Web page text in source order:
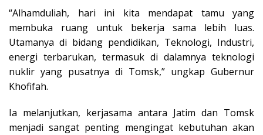
“Alhamduliah, hari ini kita mendapat tamu yang
membuka ruang untuk bekerja sama lebih luas.
Utamanya di bidang pendidikan, Teknologi, Industri,
energi terbarukan, termasuk di dalamnya teknologi
nuklir yang pusatnya di Tomsk,” ungkap Gubernur
Khofifah.
Ia melanjutkan, kerjasama antara Jatim dan Tomsk
menjadi sangat penting mengingat kebutuhan akan